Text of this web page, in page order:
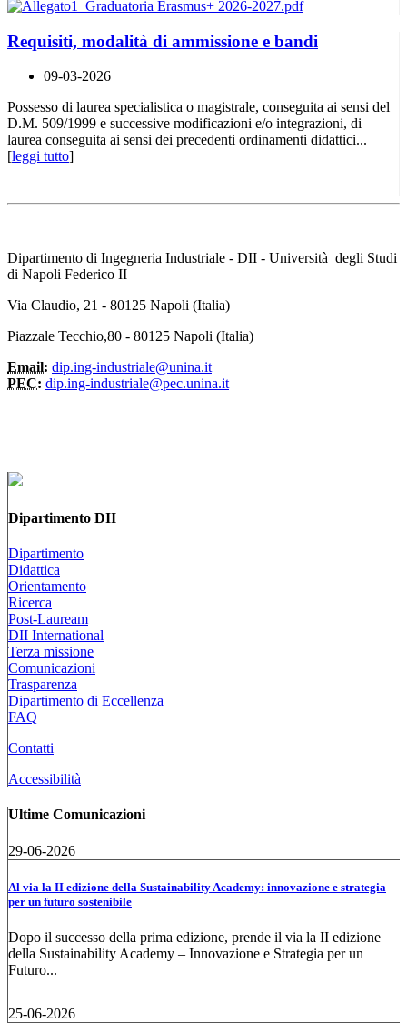
Requisiti, modalità di ammissione e bandi
09-03-2026
Possesso di laurea specialistica o magistrale, conseguita ai sensi del
D.M. 509/1999 e successive modificazioni e/o integrazioni, di
laurea conseguita ai sensi dei precedenti ordinamenti didattici...
[leggi tutto]
Dipartimento di Ingegneria Industriale - DII - Università degli Studi
di Napoli Federico II
Via Claudio, 21 - 80125 Napoli (Italia)
Piazzale Tecchio,80 - 80125 Napoli (Italia)
Email: dip.ing-industriale@unina.it
PEC: dip.ing-industriale@pec.unina.it
Dipartimento DII
Dipartimento
Didattica
Orientamento
Ricerca
Post-Lauream
DII International
Terza missione
Comunicazioni
Trasparenza
Dipartimento di Eccellenza
FAQ
Contatti
Accessibilità
Ultime Comunicazioni
29-06-2026
Al via la II edizione della Sustainability Academy: innovazione e strategia
per un futuro sostenibile
Dopo il successo della prima edizione, prende il via la II edizione
della Sustainability Academy – Innovazione e Strategia per un
Futuro...
25-06-2026